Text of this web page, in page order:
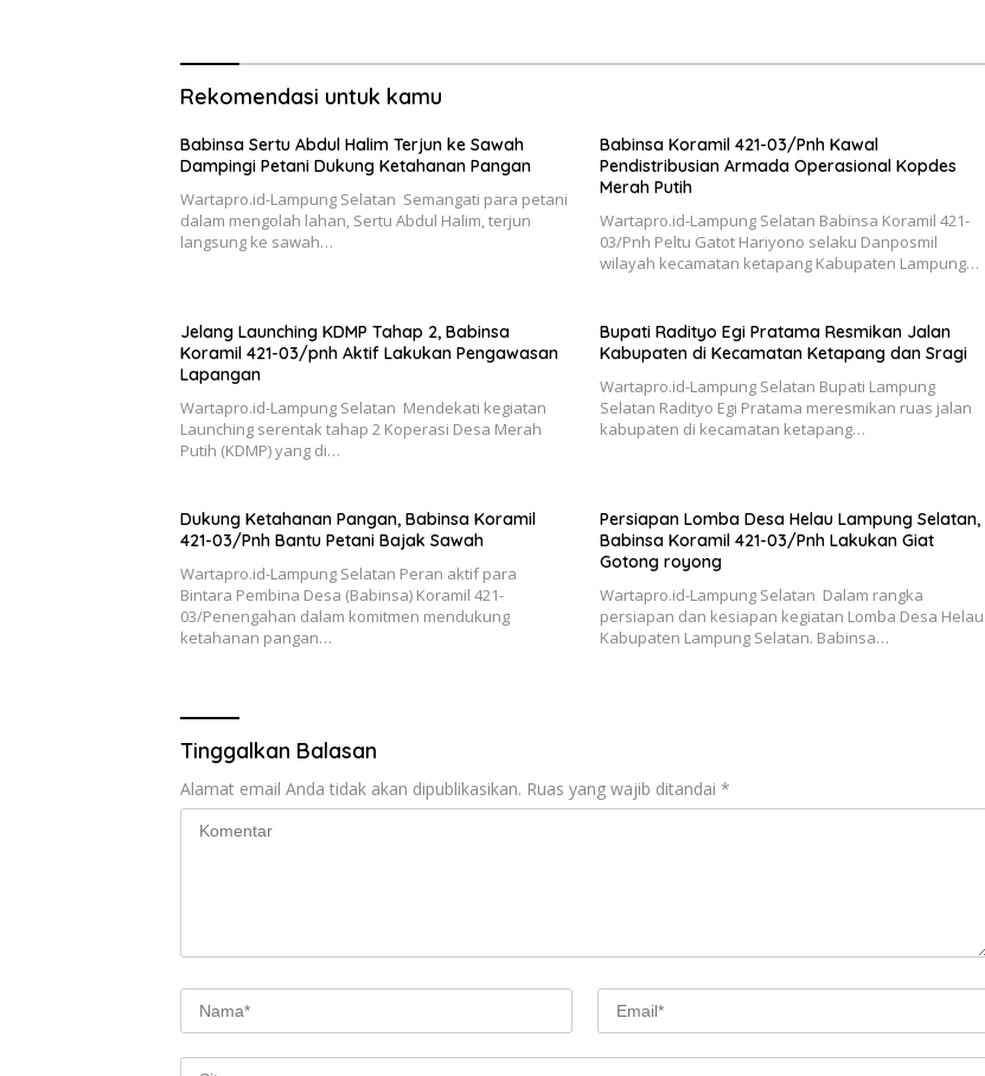
Rekomendasi untuk kamu
Babinsa Sertu Abdul Halim Terjun ke Sawah
Dampingi Petani Dukung Ketahanan Pangan
Wartapro.id-Lampung Selatan Semangati para petani
dalam mengolah lahan, Sertu Abdul Halim, terjun
langsung ke sawah…
Babinsa Koramil 421-03/Pnh Kawal
Pendistribusian Armada Operasional Kopdes
Merah Putih
Wartapro.id-Lampung Selatan Babinsa Koramil 421-
03/Pnh Peltu Gatot Hariyono selaku Danposmil
wilayah kecamatan ketapang Kabupaten Lampung…
Jelang Launching KDMP Tahap 2, Babinsa
Koramil 421-03/pnh Aktif Lakukan Pengawasan
Lapangan
Wartapro.id-Lampung Selatan Mendekati kegiatan
Launching serentak tahap 2 Koperasi Desa Merah
Putih (KDMP) yang di…
Bupati Radityo Egi Pratama Resmikan Jalan
Kabupaten di Kecamatan Ketapang dan Sragi
Wartapro.id-Lampung Selatan Bupati Lampung
Selatan Radityo Egi Pratama meresmikan ruas jalan
kabupaten di kecamatan ketapang…
Dukung Ketahanan Pangan, Babinsa Koramil
421-03/Pnh Bantu Petani Bajak Sawah
Wartapro.id-Lampung Selatan Peran aktif para
Bintara Pembina Desa (Babinsa) Koramil 421-
03/Penengahan dalam komitmen mendukung
ketahanan pangan…
Persiapan Lomba Desa Helau Lampung Selatan,
Babinsa Koramil 421-03/Pnh Lakukan Giat
Gotong royong
Wartapro.id-Lampung Selatan Dalam rangka
persiapan dan kesiapan kegiatan Lomba Desa Helau
Kabupaten Lampung Selatan. Babinsa…
Tinggalkan Balasan
Alamat email Anda tidak akan dipublikasikan. Ruas yang wajib ditandai *